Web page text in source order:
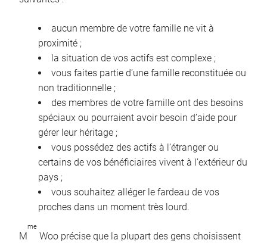
aucun membre de votre famille ne vit à
proximité ;
la situation de vos actifs est complexe ;
vous faites partie d’une famille reconstituée ou
non traditionnelle ;
des membres de votre famille ont des besoins
spéciaux ou pourraient avoir besoin d’aide pour
gérer leur héritage ;
vous possédez des actifs à l’étranger ou
certains de vos bénéficiaires vivent à l’extérieur du
pays ;
vous souhaitez alléger le fardeau de vos
proches dans un moment très lourd.
M
me
Woo précise que la plupart des gens choisissent